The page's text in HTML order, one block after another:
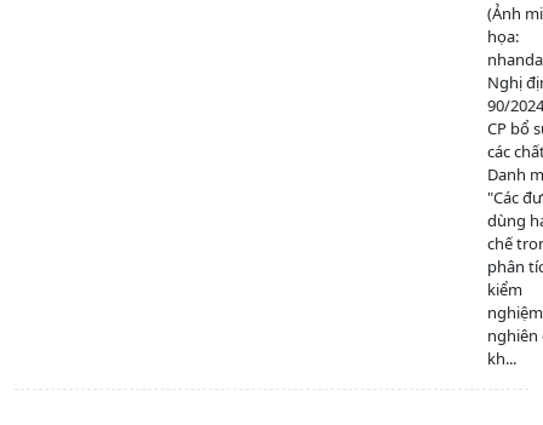
(Ảnh
họa:
Nghị
90/
CP bổ
các
Danh
"Các
dùng
chế
phân
kiểm
nghiên
kh...